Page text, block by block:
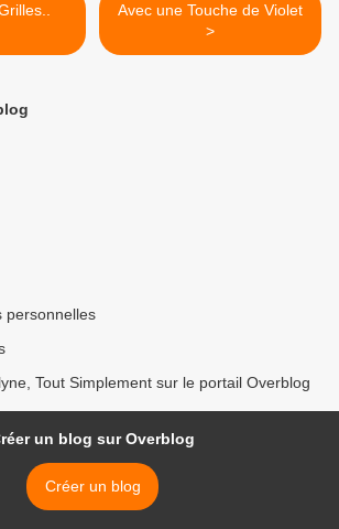
Avec une Touche de Violet
>
personnelles
Tout Simplement sur le portail Overblog
un blog sur Overblog
Créer un blog